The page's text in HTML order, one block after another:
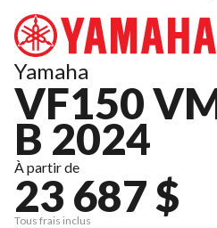
Yamaha
VF150
B 2024
À partir de
23 687 $
Tous frais inclus